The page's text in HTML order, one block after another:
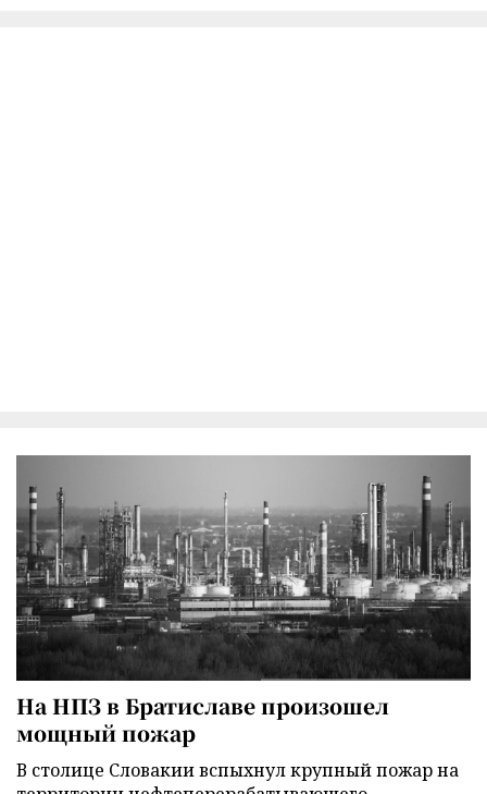
На НПЗ в Братиславе произошел
мощный пожар
В столице Словакии вспыхнул крупный пожар на